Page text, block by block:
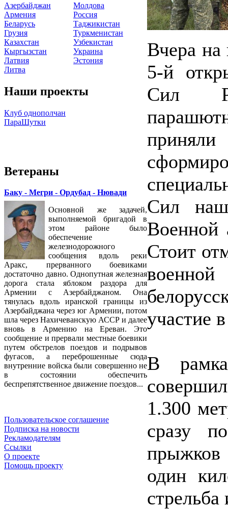
Азербайджан
Армения
Беларусь
Грузия
Казахстан
Кыргызстан
Латвия
Литва
Молдова
Россия
Таджикистан
Туркменистан
Узбекистан
Украина
Эстония
Наши проекты
Клуб однополчан
ПараШутки
Ветераны
Баку - Мегри - Ордубад - Нювади
Основной же задачей,
выполняемой бригадой в
этом районе было
обеспечение
железнодорожного
сообщения вдоль реки
Аракс, прерванного боевиками
достаточно давно. Однопутная железная
дорога стала яблоком раздора для
Армении с Азербайджаном. Она
тянулась вдоль иранской границы из
Азербайджана через юг Армении, потом
шла через Нахичеванскую АССР и далее
вновь в Армению на Ереван. Это
сообщение и прервали местные боевики
путем обстрелов поездов и подрывов
фугасов, а переброшенные сюда
внутренние войска были совершенно не
в состоянии обеспечить
беспрепятственное движение поездов...
Пользовательское соглашение
Подписка на новости
Рекламодателям
Ссылки
О проекте
Помощь проекту
Вчера на
5‑й
Сил
Сил
Военной
Стоит
участие
В
1.300
сразу
один